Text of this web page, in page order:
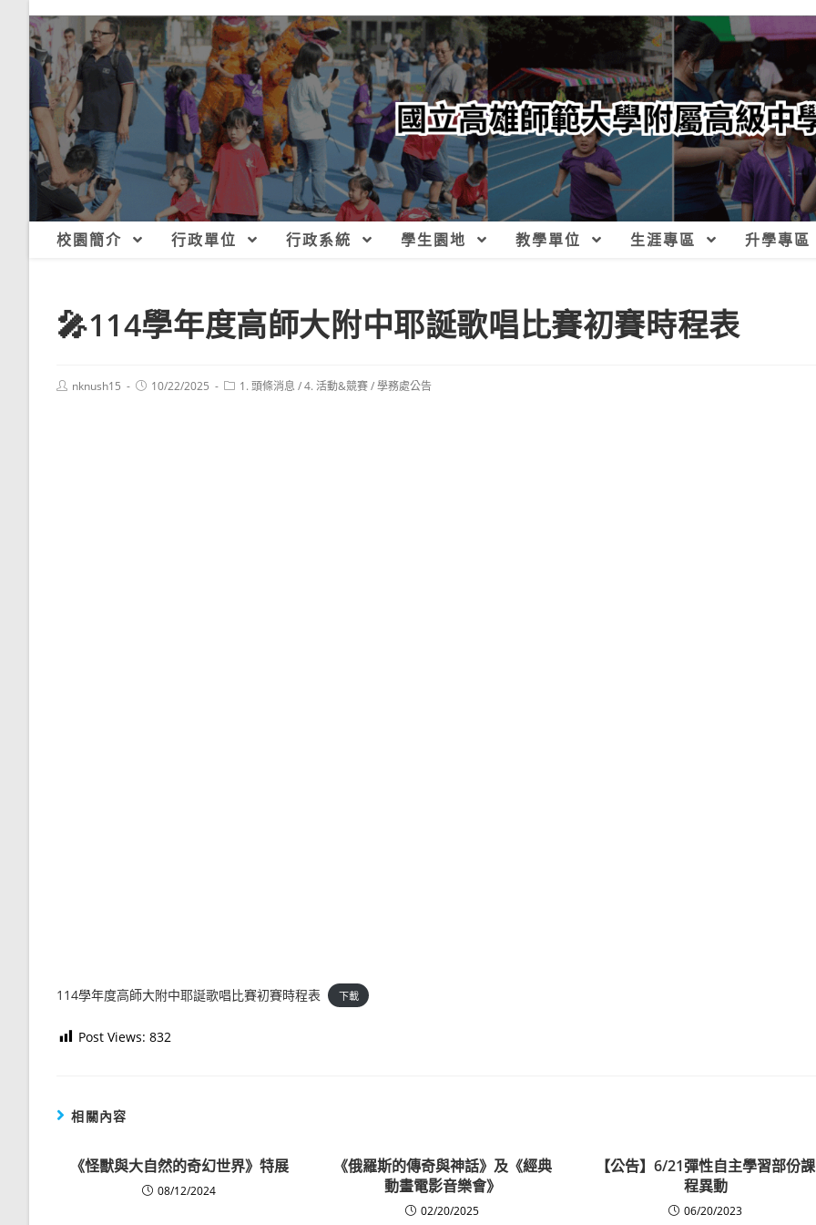
校園簡介 行政單位 行政系統 學生園地 教學單位 生涯專區 升學專區
🎤114學年度高師大附中耶誕歌唱比賽初賽時程表
Postnknush15
Post10/22/2025
Post1. 頭條消息 /4. 活動&競賽/學務處公告
114學年度高師大附中耶誕歌唱比賽初賽時程表 下載
Post Views: 832
相關內容
《怪獸與大自然的奇幻世界》特展
08/12/2024
《俄羅斯的傳奇與神話》及《經典
動畫電影音樂會》
02/20/2025
【公告】6/21彈性自主學習部份課
程異動
06/20/2023